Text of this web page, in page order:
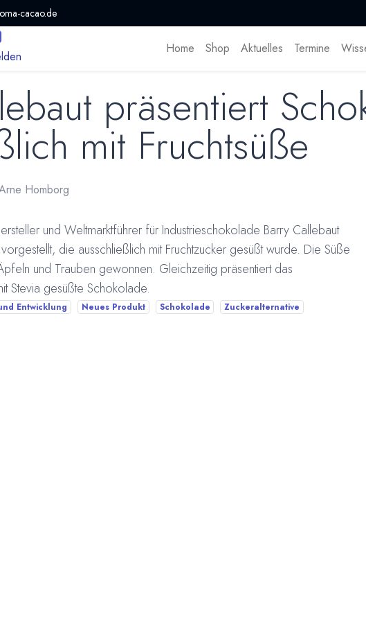
cacao.de
Home Shop Aktuelles Termine
präsentiert
mit Fruchtsüße
Homborg
und Weltmarktführer für Industrieschokolade Barry Callebaut
die ausschließlich mit Fruchtzucker gesüßt wurde. Die Süße
und Trauben gewonnen. Gleichzeitig präsentiert das
Stevia gesüßte Schokolade.
Entwicklung Neues Produkt Schokolade Zuckeralternative